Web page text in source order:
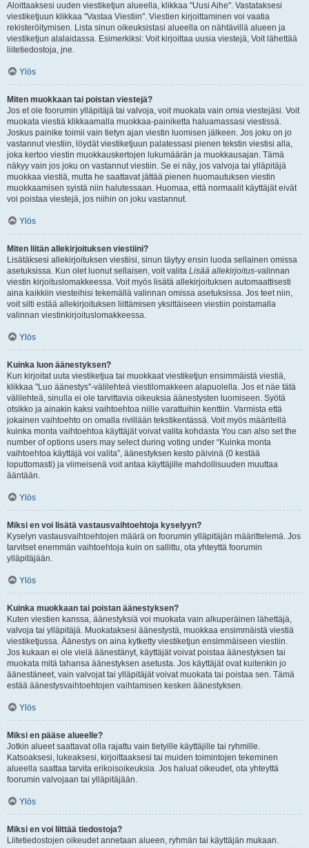
Aloittaaksesi uuden viestiketjun alueella, klikkaa "Uusi Aihe". Vastataksesi
viestiketjuun klikkaa "Vastaa Viestiin". Viestien kirjoittaminen voi vaatia
rekisteröitymisen. Lista sinun oikeuksistasi alueella on nähtävillä alueen ja
viestiketjun alalaidassa. Esimerkiksi: Voit kirjoittaa uusia viestejä, Voit lähettää
liitetiedostoja, jne.
Ylös
Miten muokkaan tai poistan viestejä?
Jos et ole foorumin ylläpitäjä tai valvoja, voit muokata vain omia viestejäsi. Voit
muokata viestiä klikkaamalla muokkaa-painiketta haluamassasi viestissä.
Joskus painike toimii vain tietyn ajan viestin luomisen jälkeen. Jos joku on jo
vastannut viestiin, löydät viestiketjuun palatessasi pienen tekstin viestisi alla,
joka kertoo viestin muokkauskertojen lukumäärän ja muokkausajan. Tämä
näkyy vain jos joku on vastannut viestiin. Se ei näy, jos valvoja tai ylläpitäjä
muokkaa viestiä, mutta he saattavat jättää pienen huomautuksen viestin
muokkaamisen syistä niin halutessaan. Huomaa, että normaalit käyttäjät eivät
voi poistaa viestejä, jos niihin on joku vastannut.
Ylös
Miten liitän allekirjoituksen viestiini?
Lisätäksesi allekirjoituksen viestiisi, sinun täytyy ensin luoda sellainen omissa
asetuksissa. Kun olet luonut sellaisen, voit valita Lisää allekirjoitus-valinnan
viestin kirjoituslomakkeessa. Voit myös lisätä allekirjoituksen automaattisesti
aina kaikkiin viesteihisi tekemällä valinnan omissa asetuksissa. Jos teet niin,
voit silti estää allekirjoituksen liittämisen yksittäiseen viestiin poistamalla
valinnan viestinkirjoituslomakkeessa.
Ylös
Kuinka luon äänestyksen?
Kun kirjoitat uuta viestiketjua tai muokkaat viestiketjun ensimmäistä viestiä,
klikkaa "Luo äänestys"-välilehteä viestilomakkeen alapuolella. Jos et näe tätä
välilehteä, sinulla ei ole tarvittavia oikeuksia äänestysten luomiseen. Syötä
otsikko ja ainakin kaksi vaihtoehtoa niille varattuihin kenttiin. Varmista että
jokainen vaihtoehto on omalla rivillään tekstikentässä. Voit myös määritellä
kuinka monta vaihtoehtoa käyttäjät voivat valita kohdasta You can also set the
number of options users may select during voting under “Kuinka monta
vaihtoehtoa käyttäjä voi valita”, äänestyksen kesto päivinä (0 kestää
loputtomasti) ja viimeisenä voit antaa käyttäjille mahdollisuuden muuttaa
ääntään.
Ylös
Miksi en voi lisätä vastausvaihtoehtoja kyselyyn?
Kyselyn vastausvaihtoehtojen määrä on foorumin ylläpitäjän määrittelemä. Jos
tarvitset enemmän vaihtoehtoja kuin on sallittu, ota yhteyttä foorumin
ylläpitäjään.
Ylös
Kuinka muokkaan tai poistan äänestyksen?
Kuten viestien kanssa, äänestyksiä voi muokata vain alkuperäinen lähettäjä,
valvoja tai ylläpitäjä. Muokataksesi äänestystä, muokkaa ensimmäistä viestiä
viestiketjussa. Äänestys on aina kytketty viestiketjun ensimmäiseen viestiin.
Jos kukaan ei ole vielä äänestänyt, käyttäjät voivat poistaa äänestyksen tai
muokata mitä tahansa äänestyksen asetusta. Jos käyttäjät ovat kuitenkin jo
äänestäneet, vain valvojat tai ylläpitäjät voivat muokata tai poistaa sen. Tämä
estää äänestysvaihtoehtojen vaihtamisen kesken äänestyksen.
Ylös
Miksi en pääse alueelle?
Jotkin alueet saattavat olla rajattu vain tietyille käyttäjille tai ryhmille.
Katsoaksesi, lukeaksesi, kirjoittaaksesi tai muiden toimintojen tekeminen
alueella saattaa tarvita erikoisoikeuksia. Jos haluat oikeudet, ota yhteyttä
foorumin valvojaan tai ylläpitäjään.
Ylös
Miksi en voi liittää tiedostoja?
Liitetiedostojen oikeudet annetaan alueen, ryhmän tai käyttäjän mukaan.